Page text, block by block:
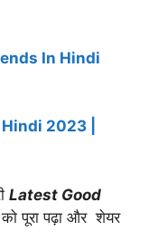
In Hindi
2023 |
Latest Good
को पूरा पढ़ा और शेयर